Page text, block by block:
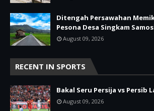
Ditengah Persawahan
Pesona Desa Singkam
August 09, 2026
RECENT IN SPORTS
Bakal Seru Persija vs Persib
August 09, 2026